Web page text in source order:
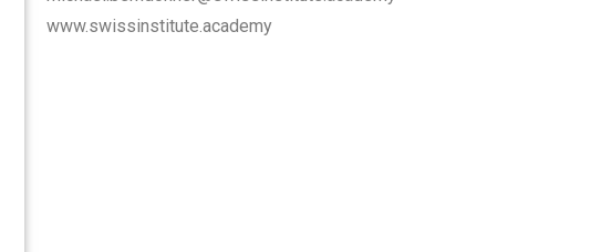
www.swissinstitute.academy